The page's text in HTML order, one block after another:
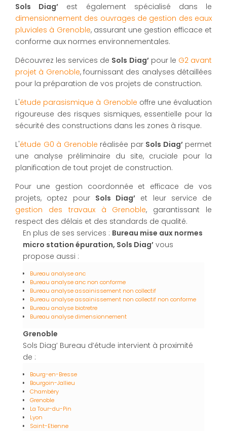
Sols Diag’ est également spécialisé dans le
dimensionnement des ouvrages de gestion des eaux
pluviales à Grenoble, assurant une gestion efficace et
conforme aux normes environnementales.
Découvrez les services de Sols Diag’pour le G2 avant
projet à Grenoble, fournissant des analyses détaillées
pour la préparation de vos projets de construction.
L'étude parasismique à Grenoble offre une évaluation
rigoureuse des risques sismiques, essentielle pour la
sécurité des constructions dans les zones à risque.
L'étude G0 à Grenoble réalisée par Sols Diag’permet
une analyse préliminaire du site, cruciale pour la
planification de tout projet de construction.
Pour une gestion coordonnée et efficace de vos
projets, optez pour Sols Diag’ et leur service de
gestion des travaux à Grenoble, garantissant le
respect des délais et des standards de qualité.
En plus de ses services : Bureau mise aux normes
micro station épuration, Sols Diag’ vous
propose aussi :
Bureau analyse anc
Bureau analyse anc non conforme
Bureau analyse assainissement non collectif
Bureau analyse assainissement non collectif non conforme
Bureau analyse biotretre
Bureau analyse dimensionnement
Grenoble
Sols Diag’ Bureau d’étude intervient à proximité
de :
Bourg-en-Bresse
Bourgoin-Jallieu
Chambéry
Grenoble
La Tour-du-Pin
Lyon
Saint-Etienne